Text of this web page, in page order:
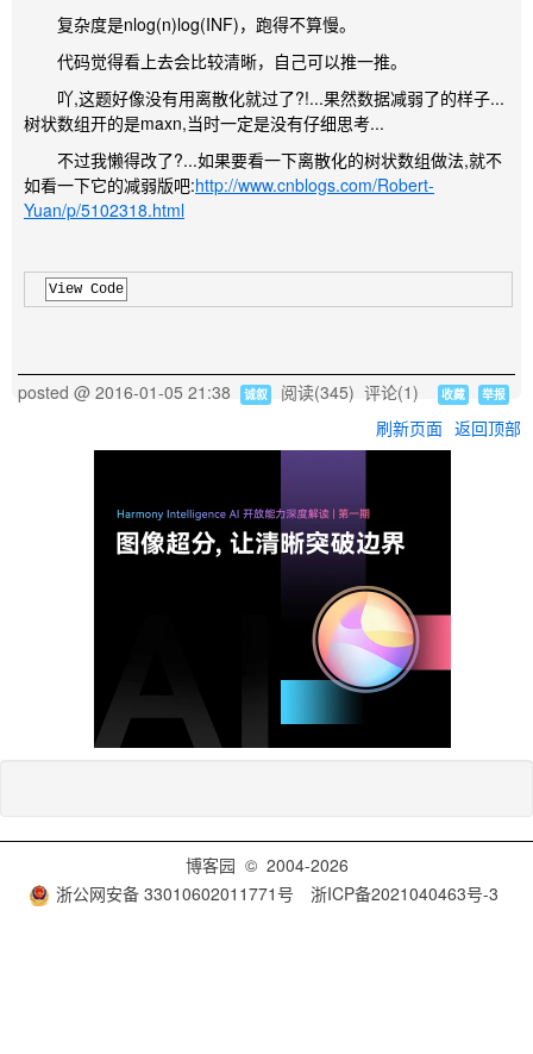
复杂度是nlog(n)log(INF)，跑得不算慢。
代码觉得看上去会比较清晰，自己可以推一推。
吖,这题好像没有用离散化就过了?!...果然数据减弱了的样子...
树状数组开的是maxn,当时一定是没有仔细思考...
不过我懒得改了?...如果要看一下离散化的树状数组做法,就不
如看一下它的减弱版吧:http://www.cnblogs.com/Robert-
Yuan/p/5102318.html
View Code
posted @ 2016-01-05 21:38 诚叙 阅读(345) 评论(1) 收藏 举报
刷新页面 返回顶部
博客园 © 2004-2026
浙公网安备 33010602011771号
浙ICP备2021040463号-3